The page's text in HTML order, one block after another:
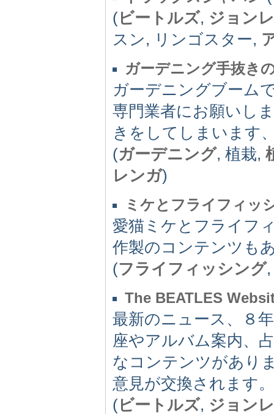
(ビートルズ, ジョン
スン, リンゴスター,
ガーデニング手抜き
ガーデニングブーム
専門業者にお願いし
きをしてしまいます
(ガーデニング, 植栽,
レンガ)
ミケとフライフィッ
愛猫ミケとフライフ
作製のコンテンツも
(フライフィッシング
The BEATLES
最新のニュース、８
座やアルバム案内、
なコンテンツがあり
意見が交換されます。
(ビートルズ, ジョン